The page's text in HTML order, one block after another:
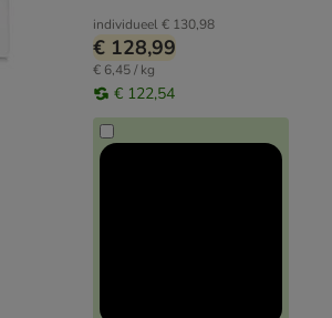
individueel€ 130,98
€ 128,99
€ 6,45 / kg
€ 122,54